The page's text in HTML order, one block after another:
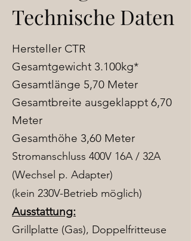
Technische Daten
Hersteller CTR
Gesamtgewicht 3.100kg*
Gesamtlänge 5,70 Meter
Gesamtbreite ausgeklappt 6,70
Meter
Gesamthöhe 3,60 Meter
Stromanschluss 400V 16A / 32A
(Wechsel p. Adapter)
(kein 230V-Betrieb möglich)
Ausstattung:
Grillplatte (Gas), Doppelfritteuse